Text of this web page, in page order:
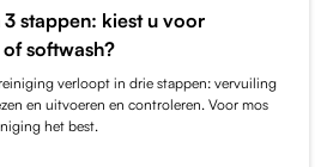
stappen: kiest u voor
softwash?
verloopt in drie stappen: vervuiling
en uitvoeren en controleren. Voor mos
het best.